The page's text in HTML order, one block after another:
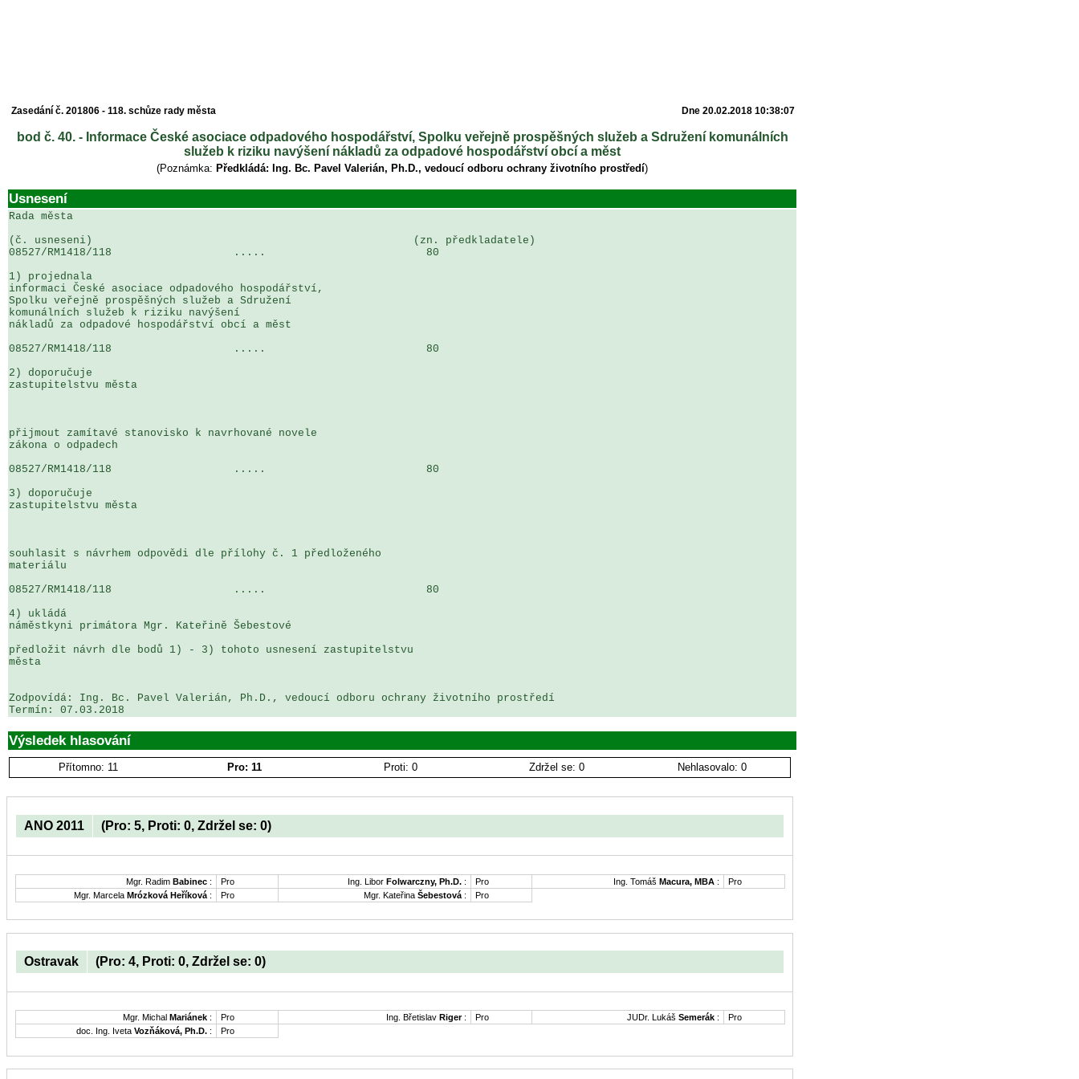
Zasedání č. 201806 - 118. schůze rady města Dne 20.02.2018 10:38:07
bod č. 40. - Informace České asociace odpadového hospodářství, Spolku veřejně prospěšných služeb a Sdružení komunálních
služeb k riziku navýšení nákladů za odpadové hospodářství obcí a měst
(Poznámka: Předkládá: Ing. Bc. Pavel Valerián, Ph.D., vedoucí odboru ochrany životního prostředí)
Usnesení
Rada města
(č. usneseni)                                                  (zn. předkladatele)
08527/RM1418/118                   .....                         80
1) projednala
informaci České asociace odpadového hospodářství,
Spolku veřejně prospěšných služeb a Sdružení
komunálních služeb k riziku navýšení
nákladů za odpadové hospodářství obcí a měst
08527/RM1418/118                   .....                         80
2) doporučuje
zastupitelstvu města
přijmout zamítavé stanovisko k navrhované novele
zákona o odpadech
08527/RM1418/118                   .....                         80
3) doporučuje
zastupitelstvu města
souhlasit s návrhem odpovědi dle přílohy č. 1 předloženého
materiálu
08527/RM1418/118                   .....                         80
4) ukládá
náměstkyni primátora Mgr. Kateřině Šebestové
předložit návrh dle bodů 1) - 3) tohoto usnesení zastupitelstvu
města
Zodpovídá: Ing. Bc. Pavel Valerián, Ph.D., vedoucí odboru ochrany životního prostředí
Výsledek hlasování
Přítomno: 11 Pro: 11 Proti: 0 Zdržel se: 0 Nehlasovalo: 0
ANO 2011 (Pro: 5, Proti: 0, Zdržel se: 0)
Mgr. Radim Babinec : Pro Ing. Libor Folwarczny, Ph.D. : Pro Ing. Tomáš Macura, MBA :
Pro
Mgr. Marcela Mrózková Heříková : Pro Mgr. Kateřina Šebestová : Pro
Ostravak (Pro: 4, Proti: 0, Zdržel se: 0)
Mgr. Michal Mariánek : Pro Ing. Břetislav Riger: Pro JUDr. Lukáš Semerák :
Pro
doc. Ing. Iveta Vozňáková, Ph.D. : Pro